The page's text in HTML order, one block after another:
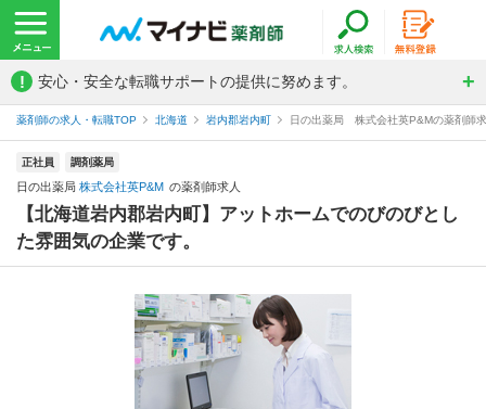
! 安心・安全な転職サポートの提供に努めます。
薬剤師の求人・転職TOP 北海道 岩内郡岩内町 日の出薬局 株式会社英P&Mの薬剤師
正社員 調剤薬局
日の出薬局 株式会社英P&M の薬剤師求人
【北海道岩内郡岩内町】アットホームでのびのびとし
た雰囲気の企業です。